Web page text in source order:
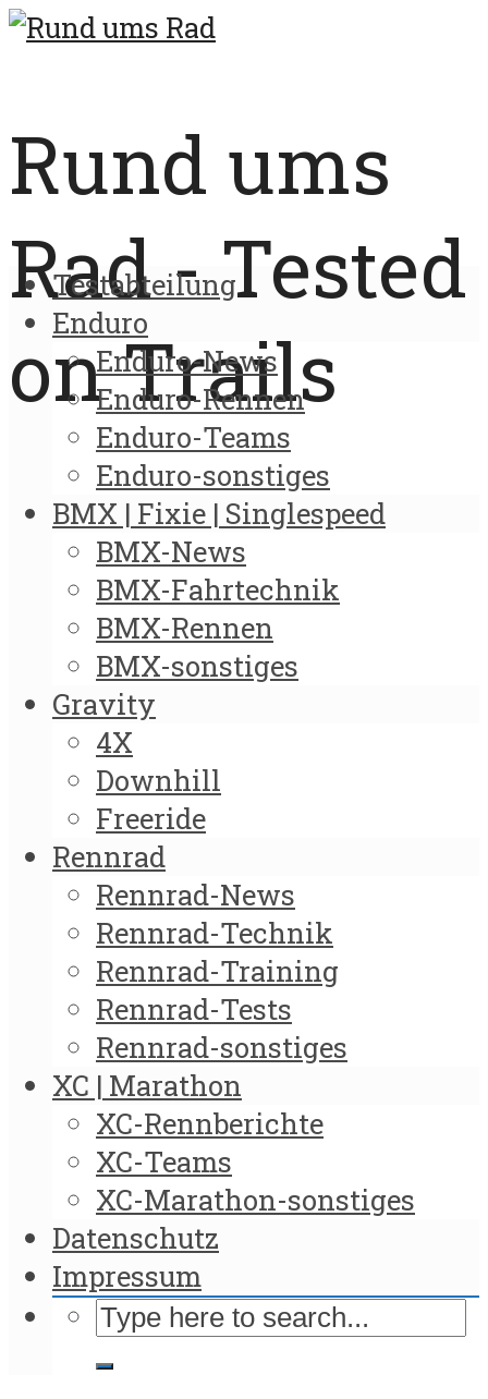
Rund ums
Rad - Tested
on Trails
Testabteilung
Enduro
Enduro-News
Enduro-Rennen
Enduro-Teams
Enduro-sonstiges
BMX | Fixie | Singlespeed
BMX-News
BMX-Fahrtechnik
BMX-Rennen
BMX-sonstiges
Gravity
4X
Downhill
Freeride
Rennrad
Rennrad-News
Rennrad-Technik
Rennrad-Training
Rennrad-Tests
Rennrad-sonstiges
XC | Marathon
XC-Rennberichte
XC-Teams
XC-Marathon-sonstiges
Datenschutz
Impressum